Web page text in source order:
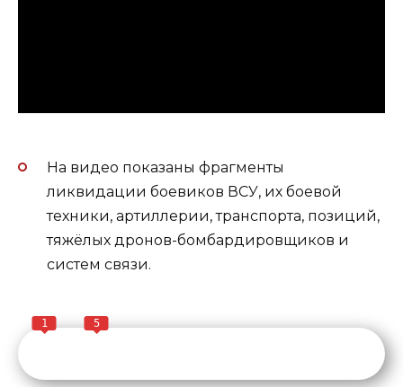
На видео показаны фрагменты
ликвидации боевиков ВСУ, их боевой
техники, артиллерии, транспорта, позиций,
тяжёлых дронов-бомбардировщиков и
систем связи.
1 5